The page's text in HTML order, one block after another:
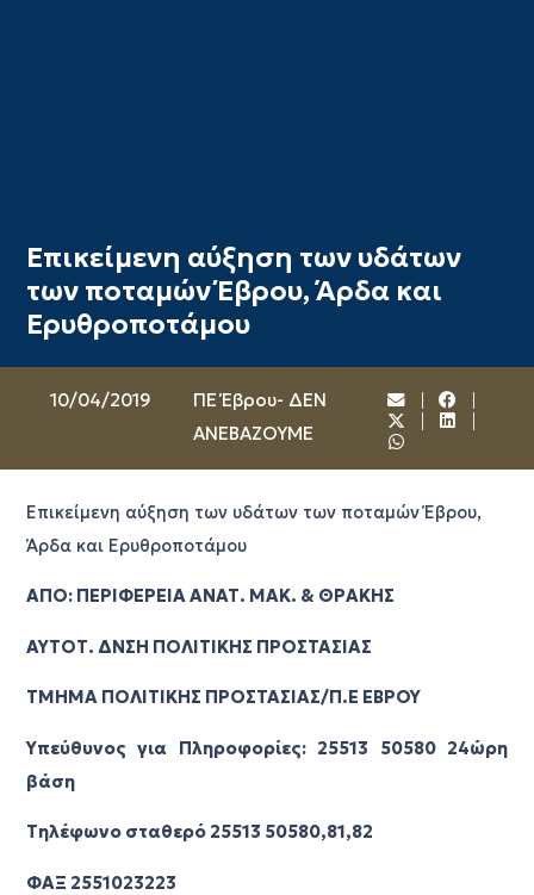
Επικείμενη αύξηση των υδάτων
των ποταμών Έβρου, Άρδα και
Ερυθροποτάμου
10/04/2019
ΠΕ Έβρου- ΔΕΝ
ΑΝΕΒΑΖΟΥΜΕ
Επικείμενη αύξηση των υδάτων των ποταμών Έβρου,
Άρδα και Ερυθροποτάμου
ΑΠΟ: ΠΕΡΙΦEΡΕΙΑ ΑΝΑΤ. ΜΑΚ. & ΘΡΑΚΗΣ
ΑΥΤΟΤ. ΔΝΣΗ ΠΟΛΙΤΙΚΗΣ ΠΡΟΣΤΑΣΙΑΣ
ΤΜΗΜΑ ΠΟΛΙΤΙΚΗΣ ΠΡΟΣΤΑΣΙΑΣ/Π.Ε ΕΒΡΟΥ
Υπεύθυνος για Πληροφορίες: 25513 50580 24ώρη
βάση
Τηλέφωνο σταθερό 25513 50580,81,82
ΦΑΞ 2551023223